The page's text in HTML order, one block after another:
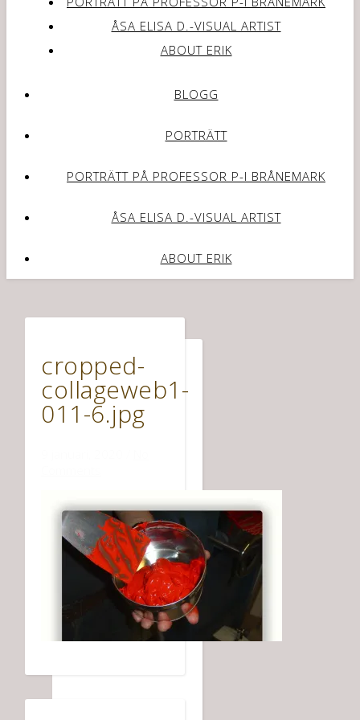
ÅSA ELISA D.-VISUAL ARTIST
ABOUT ERIK
BLOGG
PORTRÄTT
PORTRÄTT PÅ PROFESSOR P-I BRÅNEMARK
ÅSA ELISA D.-VISUAL ARTIST
ABOUT ERIK
cropped-
collageweb1-
011-6.jpg